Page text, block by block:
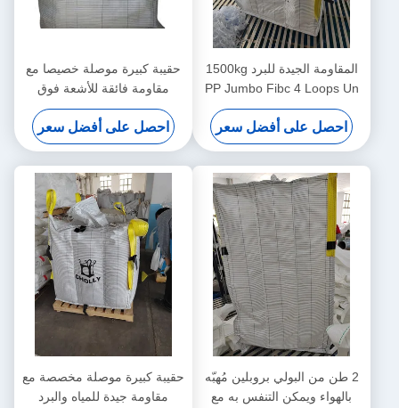
المقاومة الجيدة للبرد 1500kg
PP Jumbo Fibc 4 Loops Un
أكياس حزم غير معتمدة لنقل
البضائع الكبيرة الثقيلة
احصل على أفضل سعر
حقيبة كبيرة موصلة خصيصا مع
مقاومة فائقة للأشعة فوق
البنفسجية ومقاومة للتآكل
احصل على أفضل سعر
2 طن من البولي بروبلين مُهبّه
بالهواء ويمكن التنفس به مع
حقيبة كبيرة موصلة مخصصة مع
مقاومة جيدة للمياه والبرد